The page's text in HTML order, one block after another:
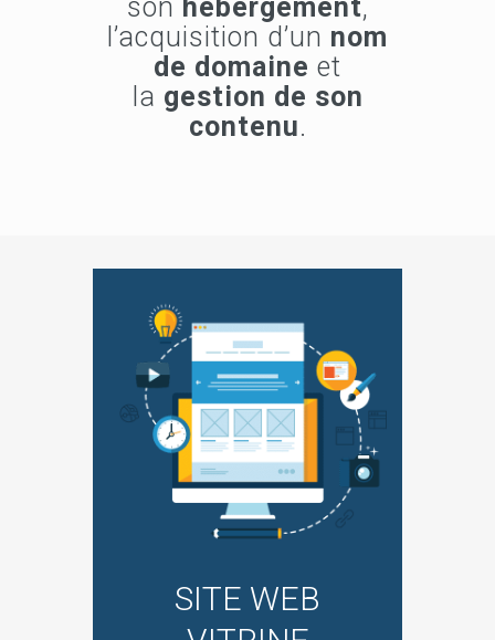
son hébergement,
l’acquisition d’un nom
de domaine et
la gestion de son
contenu.
SITE WEB